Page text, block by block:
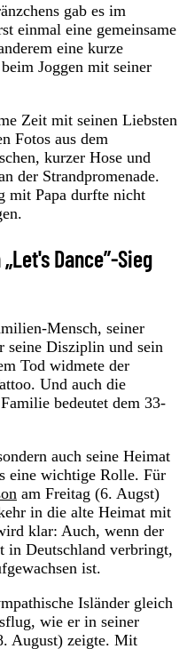
gab es im
einmal eine gemeinsame
eine kurze
Joggen mit seiner
Zeit mit seinen Liebsten
Fotos aus dem
kurzer Hose und
der Strandpromenade.
mit Papa durfte nicht
Dance”-Sieg
Mensch, seiner
seine Disziplin und sein
Tod widmete der
Und auch die
bedeutet dem 33-
auch seine Heimat
eine wichtige Rolle. Für
am Freitag (6. Augst)
in die alte Heimat mit
klar: Auch, wenn der
Deutschland verbringt,
ist.
Isländer gleich
wie er in seiner
August) zeigte. Mit